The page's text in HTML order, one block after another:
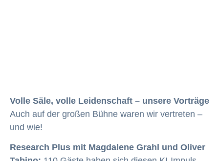
Volle Säle, volle Leidenschaft – unsere Vorträge
Auch auf der großen Bühne waren wir vertreten –
und wie!
Research Plus mit Magdalene Grahl und Oliver